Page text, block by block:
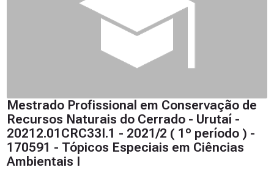
Mestrado Profissional em Conservação de
Recursos Naturais do Cerrado - Urutaí -
20212.01CRC33I.1 - 2021/2 ( 1º período ) -
170591 - Tópicos Especiais em Ciências
Ambientais I